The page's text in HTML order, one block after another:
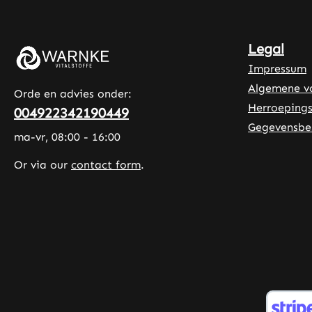
toevoegingen en kleurstoffen
Ontdek de voordelen: Vitamine
B12 draagt bij aan een normaal
energieleverend metabolisme.
vermindering van vermoeidheid en
van vermoeidheid en moeheid.
Vitamine B6 draagt bij aan een
Orde en advies onder:
004922342190449
ma-vr, 08:00 - 16:00
Or via our contact form.
Legal
Impressum
Algemene